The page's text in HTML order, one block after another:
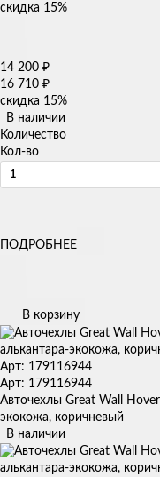
скидка 15%
14 200 ₽
16 710 ₽
скидка 15%
В наличии
Количество
Кол-во
ПОДРОБНЕЕ
В корзину
Арт: 179116944
Арт: 179116944
Авточехлы Great Wall
экокожа, коричневый
В наличии